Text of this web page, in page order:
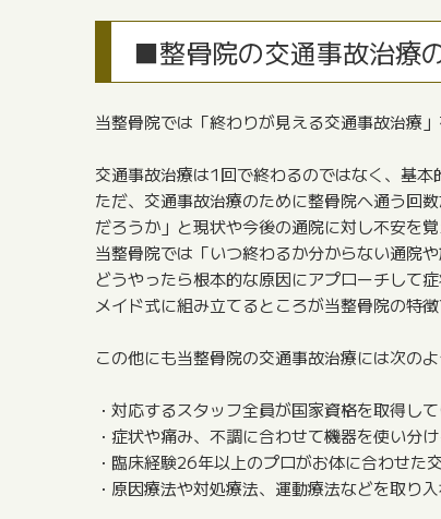
■整骨院の交通事故治療
当整骨院では「終わりが見える交通事故治療」
交通事故治療は1回で終わるのではなく、基本
ただ、交通事故治療のために整骨院へ通う回
だろうか」と現状や今後の通院に対し不安を覚
当整骨院では「いつ終わるか分からない通院
どうやったら根本的な原因にアプローチして
メイド式に組み立てるところが当整骨院の特徴
この他にも当整骨院の交通事故治療には次のよ
・対応するスタッフ全員が国家資格を取得し
・症状や痛み、不調に合わせて機器を使い分
・臨床経験26年以上のプロがお体に合わせた
・原因療法や対処療法、運動療法などを取り